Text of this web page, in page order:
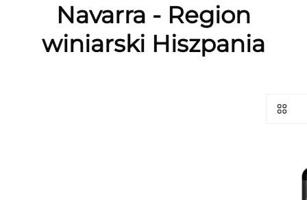
Navarra - Region
winiarski Hiszpania